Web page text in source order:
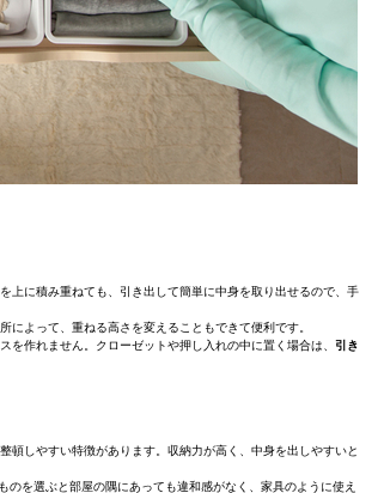
上に積み重ねても、引き出して簡単に中身を取り出せるので、手
よって、重ねる高さを変えることもできて便利です。
作れません。クローゼットや押し入れの中に置く場合は、 引き
頓しやすい特徴があります。収納力が高く、中身を出しやすいと
を選ぶと部屋の隅にあっても違和感がなく、家具のように使え